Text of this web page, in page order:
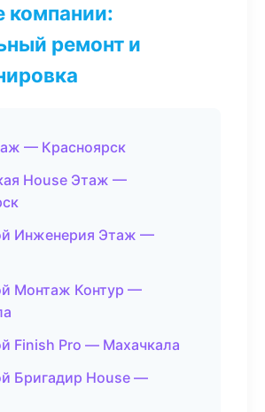
компании:
ремонт и
— Красноярск
House Этаж —
Инженерия Этаж —
Монтаж Контур —
Finish Pro — Махачкала
Бригадир House —